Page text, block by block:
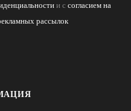
и с согласием на
рассылок